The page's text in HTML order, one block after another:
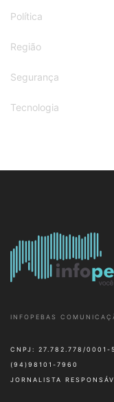
Política
Região
Segurança
Tecnologia
INFOPEBAS
CNPJ: 27.782.778/0001-
(94)98101-7960
JORNALISTA